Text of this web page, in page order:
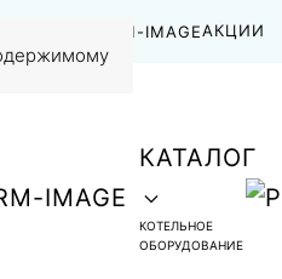
АКЦИИ
КАТАЛОГ
КОТЕЛЬНОЕ
ОБОРУДОВАНИЕ